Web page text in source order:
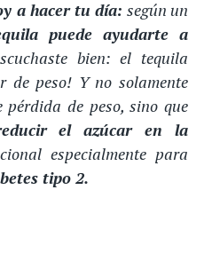
a hacer tu día: según un
puede ayudarte a
bien: el tequila
de peso! Y no solamente
de peso, sino que
el azúcar en la
especialmente para
tipo 2.